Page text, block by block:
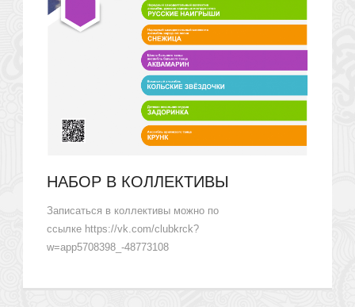
НАБОР В КОЛЛЕКТИВЫ
Записаться в коллективы можно по
ссылке https://vk.com/clubkrck?
w=app5708398_-48773108